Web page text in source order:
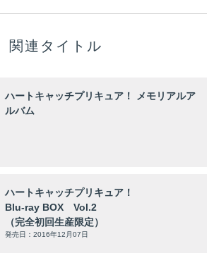
関連タイトル
ハートキャッチプリキュア！ メモリアルア
ルバム
ハートキャッチプリキュア！
Blu-ray BOX Vol.2
（完全初回生産限定）
発売日：2016年12月07日